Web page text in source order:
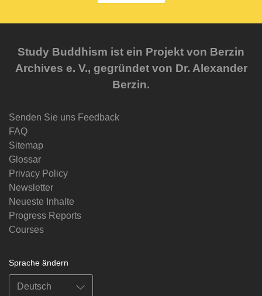
Study Buddhism ist ein Projekt von Berzin
Archives e. V., gegründet von Dr. Alexander
Berzin.
Senden Sie uns Feedback
FAQ
Sitemap
Glossar
Privacy Policy
Newsletter
Neueste Inhalte
Progress Reports
Courses
Sprache ändern